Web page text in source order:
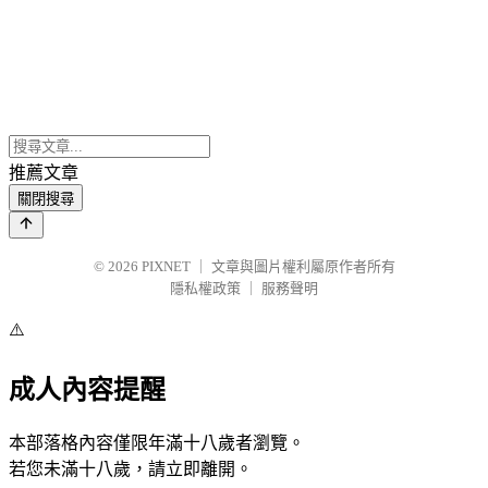
推薦文章
關閉搜尋
© 2026 PIXNET
文章與圖片權利屬原作者所有
隱私權政策
服務聲明
⚠️
成人內容提醒
本部落格內容僅限年滿十八歲者瀏覽。
若您未滿十八歲，請立即離開。